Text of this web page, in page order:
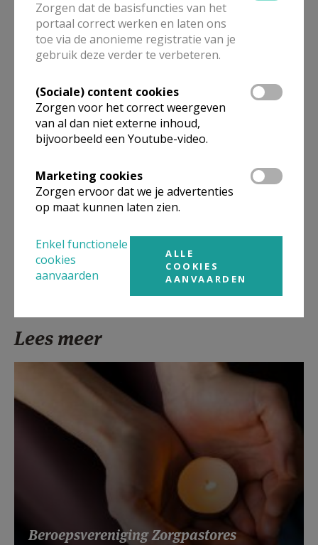
Meer
openingstijden
Deel dit artikel
Lees meer
Beroepsvereniging Zorgpastores
Zorgen dat de basisfuncties van het
portaal correct werken en laten ons
toe via de anonieme registratie van je
gebruik deze verder te verbeteren.
(Sociale) content cookies
Zorgen voor het correct weergeven
van al dan niet externe inhoud,
bijvoorbeeld een Youtube-video.
Marketing cookies
Zorgen ervoor dat we je advertenties
op maat kunnen laten zien.
Enkel functionele
cookies
aanvaarden
ALLE
COOKIES
AANVAARDEN